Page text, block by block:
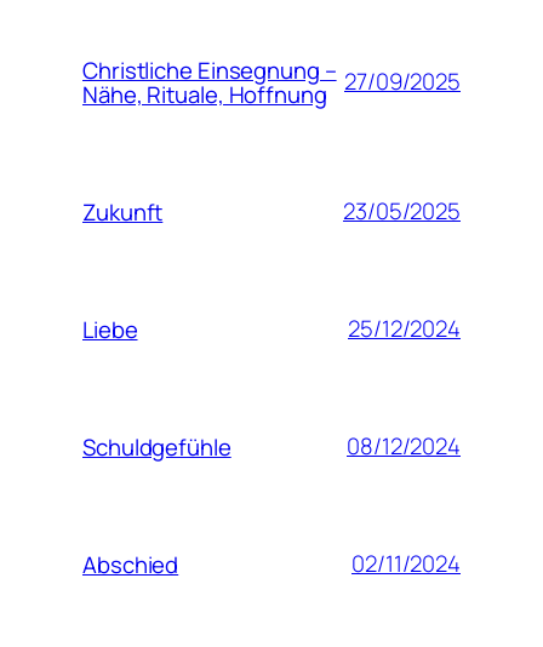
Christliche Einsegnung –
Nähe, Rituale, Hoffnung 27/09/2025
Zukunft 23/05/2025
Liebe 25/12/2024
Schuldgefühle 08/12/2024
Abschied 02/11/2024